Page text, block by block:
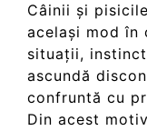
Câinii și
același mod în
situații,
ascundă
confruntă cu
Din acest